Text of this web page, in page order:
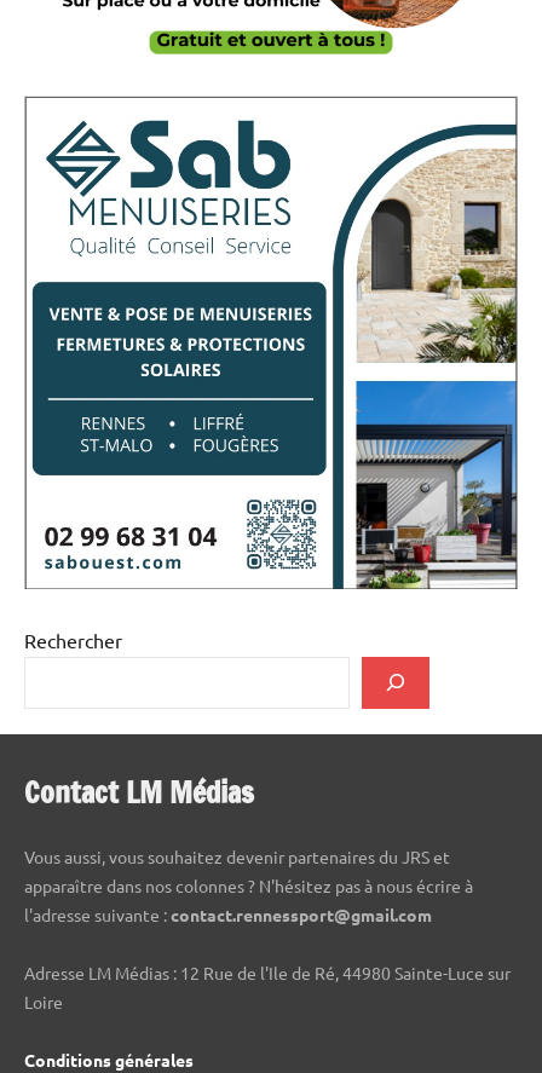
Rechercher
Contact LM Médias
Vous aussi, vous souhaitez devenir partenaires du JRS et
apparaître dans nos colonnes ? N'hésitez pas à nous écrire à
l'adresse suivante :contact.rennessport@gmail.com
Adresse LM Médias : 12 Rue de l'Ile de Ré, 44980 Sainte-Luce sur
Loire
Conditions générales